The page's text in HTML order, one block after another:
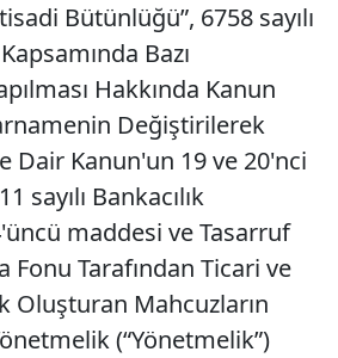
Bütünlüğü”, 6758 sayılı
Bazı
Hakkında Kanun
Değiştirilerek
Dair Kanun'un 19 ve 20'nci
sayılı Bankacılık
maddesi ve Tasarruf
Fonu Tarafından Ticari ve
Oluşturan Mahcuzların
(“Yönetmelik”)